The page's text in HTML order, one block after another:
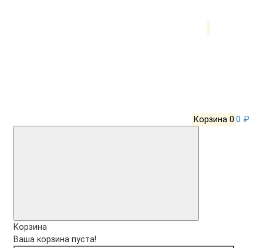
Корзина 0 0 ₽
Корзина
Ваша корзина пуста!